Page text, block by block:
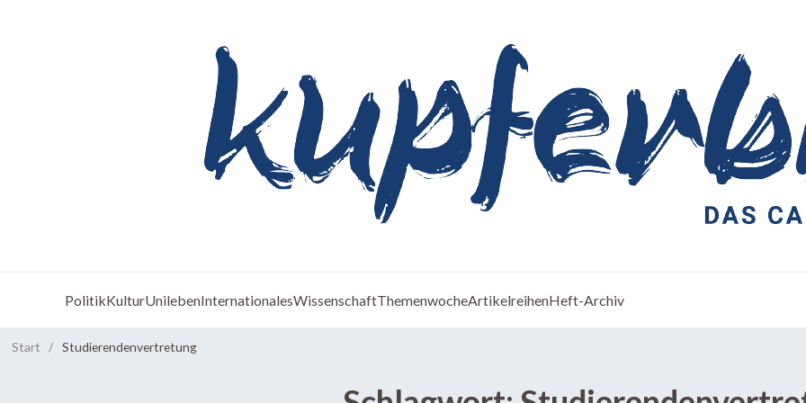
PolitikKulturUnilebenInternationalesWissenschaftThemenwocheArtikelreihenHeft-Archiv
Start / Studierendenvertretung